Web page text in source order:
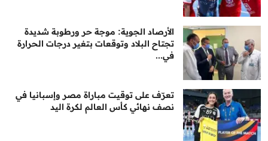
الأرصاد الجوية: موجة حر ورطوبة شديدة
تجتاح البلاد وتوقعات بتغير درجات الحرارة
في...
تعرّف على توقيت مباراة مصر وإسبانيا في
نصف نهائي كأس العالم لكرة اليد